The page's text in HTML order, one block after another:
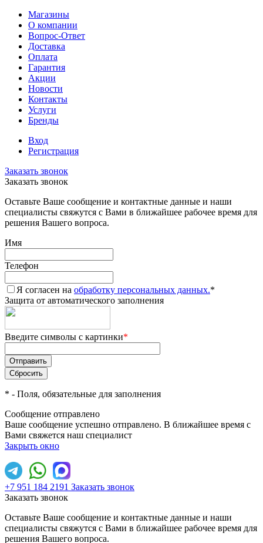
Магазины
О компании
Вопрос-Ответ
Доставка
Оплата
Гарантия
Акции
Новости
Контакты
Услуги
Бренды
Вход
Регистрация
Заказать звонок
Заказать звонок
Оставьте Ваше сообщение и контактные данные и наши
специалисты свяжутся с Вами в ближайшее рабочее время для
решения Вашего вопроса.
Имя
Телефон
Я согласен на обработку персональных данных.*
Защита от автоматического заполнения
Введите символы с картинки*
* - Поля, обязательные для заполнения
Сообщение отправлено
Ваше сообщение успешно отправлено. В ближайшее время с
Вами свяжется наш специалист
Закрыть окно
+7 951 184 2191 Заказать звонок
Заказать звонок
Оставьте Ваше сообщение и контактные данные и наши
специалисты свяжутся с Вами в ближайшее рабочее время для
решения Вашего вопроса.